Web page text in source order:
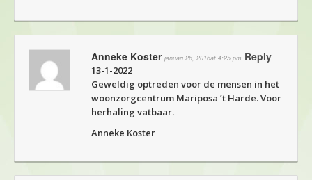
Anneke Koster januari 26, 2016at 4:25 pm Reply
13-1-2022
Geweldig optreden voor de mensen in het
woonzorgcentrum Mariposa ’t Harde. Voor
herhaling vatbaar.
Anneke Koster